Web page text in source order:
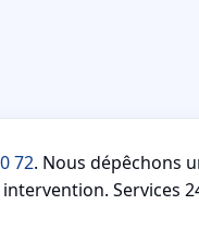
72. Nous dépêchons
Services